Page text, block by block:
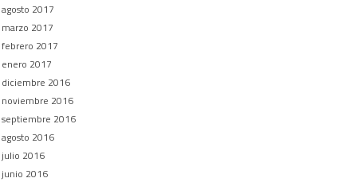
agosto 2017
marzo 2017
febrero 2017
enero 2017
diciembre 2016
noviembre 2016
septiembre 2016
agosto 2016
julio 2016
junio 2016